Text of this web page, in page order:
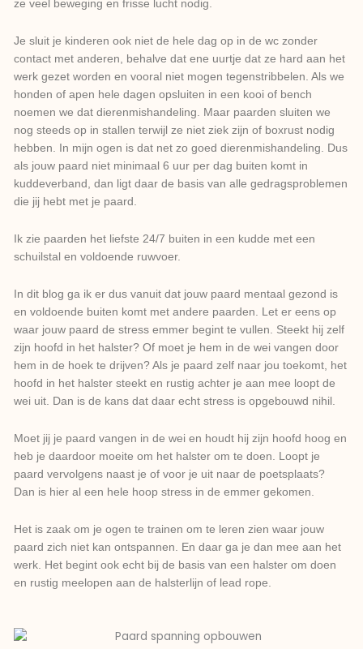
ze veel beweging en frisse lucht nodig.
Je sluit je kinderen ook niet de hele dag op in de wc zonder
contact met anderen, behalve dat ene uurtje dat ze hard aan het
werk gezet worden en vooral niet mogen tegenstribbelen. Als we
honden of apen hele dagen opsluiten in een kooi of bench
noemen we dat dierenmishandeling. Maar paarden sluiten we
nog steeds op in stallen terwijl ze niet ziek zijn of boxrust nodig
hebben. In mijn ogen is dat net zo goed dierenmishandeling. Dus
als jouw paard niet minimaal 6 uur per dag buiten komt in
kuddeverband, dan ligt daar de basis van alle gedragsproblemen
die jij hebt met je paard.
Ik zie paarden het liefste 24/7 buiten in een kudde met een
schuilstal en voldoende ruwvoer.
In dit blog ga ik er dus vanuit dat jouw paard mentaal gezond is
en voldoende buiten komt met andere paarden. Let er eens op
waar jouw paard de stress emmer begint te vullen. Steekt hij zelf
zijn hoofd in het halster? Of moet je hem in de wei vangen door
hem in de hoek te drijven? Als je paard zelf naar jou toekomt, het
hoofd in het halster steekt en rustig achter je aan mee loopt de
wei uit. Dan is de kans dat daar echt stress is opgebouwd nihil.
Moet jij je paard vangen in de wei en houdt hij zijn hoofd hoog en
heb je daardoor moeite om het halster om te doen. Loopt je
paard vervolgens naast je of voor je uit naar de poetsplaats?
Dan is hier al een hele hoop stress in de emmer gekomen.
Het is zaak om je ogen te trainen om te leren zien waar jouw
paard zich niet kan ontspannen. En daar ga je dan mee aan het
werk. Het begint ook echt bij de basis van een halster om doen
en rustig meelopen aan de halsterlijn of lead rope.